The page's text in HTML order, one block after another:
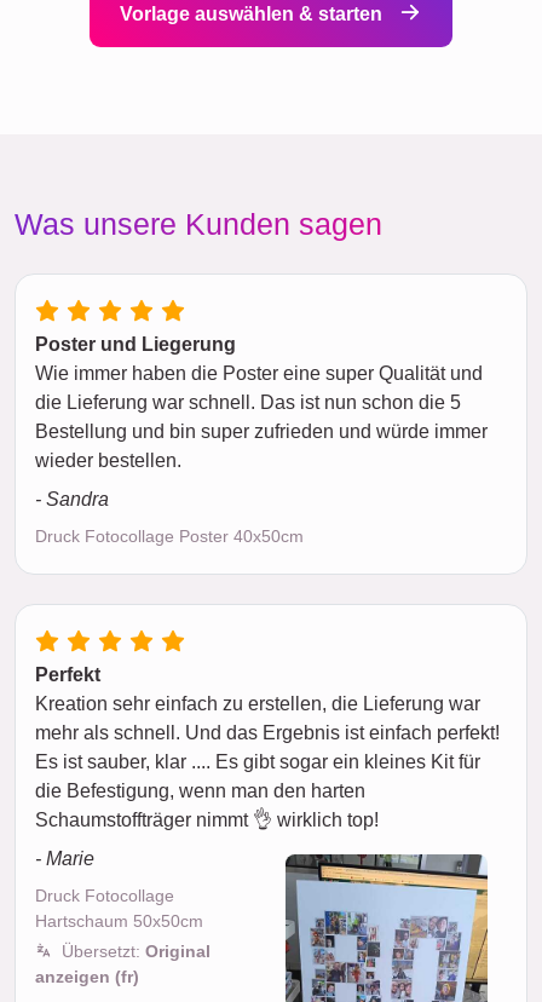
Vorlage auswählen & starten
Was unsere Kunden sagen
Poster und Liegerung
Wie immer haben die Poster eine super Qualität und
die Lieferung war schnell. Das ist nun schon die 5
Bestellung und bin super zufrieden und würde immer
wieder bestellen.
- Sandra
Druck Fotocollage Poster 40x50cm
Perfekt
Kreation sehr einfach zu erstellen, die Lieferung war
mehr als schnell. Und das Ergebnis ist einfach perfekt!
Es ist sauber, klar .... Es gibt sogar ein kleines Kit für
die Befestigung, wenn man den harten
Schaumstoffträger nimmt 👌 wirklich top!
- Marie
Druck Fotocollage
Hartschaum 50x50cm
Übersetzt: Original
anzeigen (fr)